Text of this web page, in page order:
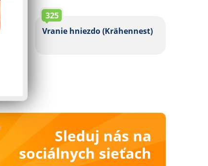
325
Vranie hniezdo (Krähennest)
Sleduj nás na
sociálnych sieťach